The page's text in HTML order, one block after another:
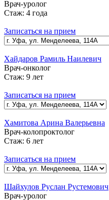
Врач-уролог
Стаж: 4 года
Записаться на прием
Хайдаров Рамиль Наилевич
Врач-онколог
Стаж: 9 лет
Записаться на прием
Хамитова Арина Валерьевна
Врач-колопроктолог
Стаж: 6 лет
Записаться на прием
Шайхулов Руслан Рустемович
Врач-уролог